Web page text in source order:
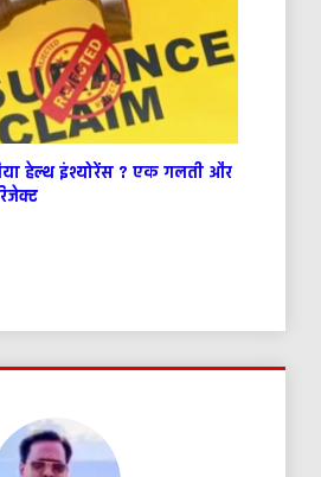
हेल्थ इंश्योरेंस ? एक गलती और